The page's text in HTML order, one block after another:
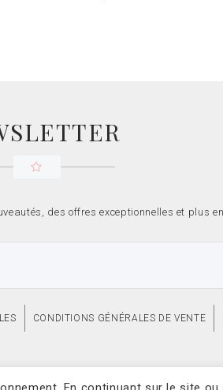
des offres exceptionnelles et plus
CONDITIONS GÉNÉRALES DE VENTE